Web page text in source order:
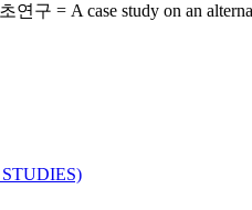
= A case study on an